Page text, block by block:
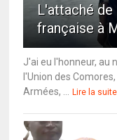
L'attaché de
française à
J'ai eu l'honneur, au
l'Union des
Armées, ...
Lire la suite